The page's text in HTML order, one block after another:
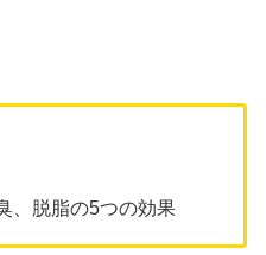
、脱脂の5つの効果